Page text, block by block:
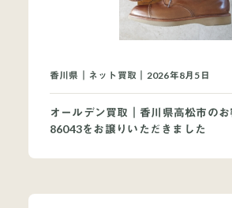
オンラインショップ
香川県｜ネット買取｜2026年8月5日
オールデン買取｜香川県高松市のお
86043をお譲りいただきました
買取ブランドページ